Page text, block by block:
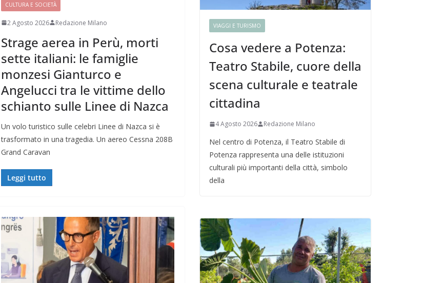
CULTURA E SOCIETÀ
2 Agosto 2026 Redazione Milano
Strage aerea in Perù, morti
sette italiani: le famiglie
monzesi Gianturco e
Angelucci tra le vittime dello
schianto sulle Linee di Nazca
Un volo turistico sulle celebri Linee di Nazca si è
trasformato in una tragedia. Un aereo Cessna 208B
Grand Caravan
Leggi tutto
VIAGGI E TURISMO
Cosa vedere a Potenza:
Teatro Stabile, cuore della
scena culturale e teatrale
cittadina
4 Agosto 2026 Redazione Milano
Nel centro di Potenza, il Teatro Stabile di
Potenza rappresenta una delle istituzioni
culturali più importanti della città, simbolo
della